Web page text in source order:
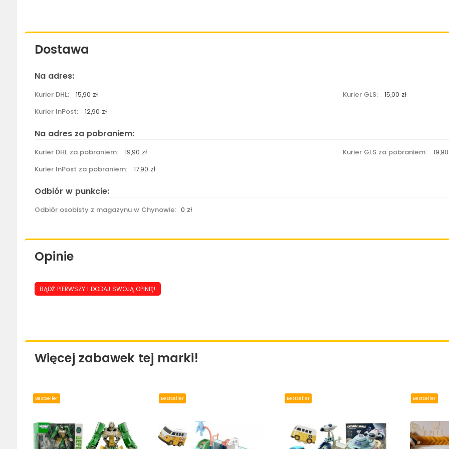
Dostawa
Na adres:
Kurier DHL: 15,90 zł Kurier GLS:
15,00 zł
Kurier InPost:
12,90 zł
Na adres za pobraniem:
Kurier DHL za pobraniem: 19,90 zł Kurier GLS za pobraniem:
Kurier InPost za pobraniem:
17,90 zł
Odbiór w punkcie:
Odbiór osobisty z magazynu w Chynowie: 0 zł
Opinie
BĄDŹ PIERWSZY I DODAJ SWOJĄ OPINIĘ!
Więcej zabawek tej marki!
Bestseller Bestseller Bestseller Bestseller